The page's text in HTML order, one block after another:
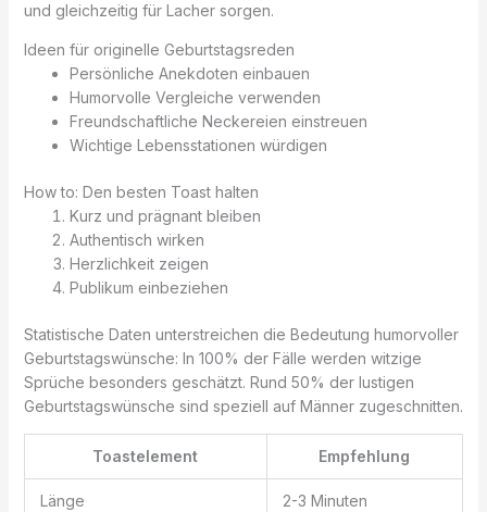
und gleichzeitig für Lacher sorgen.
Ideen für originelle Geburtstagsreden
Persönliche Anekdoten einbauen
Humorvolle Vergleiche verwenden
Freundschaftliche Neckereien einstreuen
Wichtige Lebensstationen würdigen
How to: Den besten Toast halten
Kurz und prägnant bleiben
Authentisch wirken
Herzlichkeit zeigen
Publikum einbeziehen
Statistische Daten unterstreichen die Bedeutung humorvoller
Geburtstagswünsche: In 100% der Fälle werden witzige
Sprüche besonders geschätzt. Rund 50% der lustigen
Geburtstagswünsche sind speziell auf Männer zugeschnitten.
Toastelement Empfehlung
Länge 2-3 Minuten